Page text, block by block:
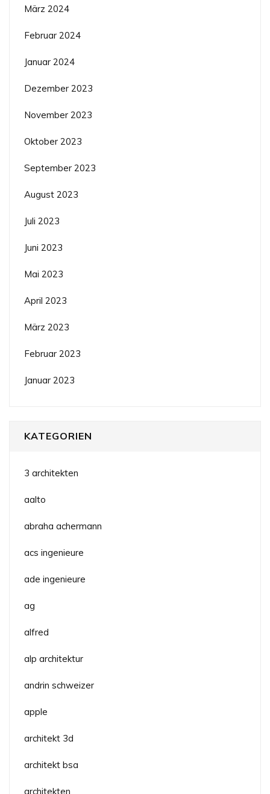
März 2024
Februar 2024
Januar 2024
Dezember 2023
November 2023
Oktober 2023
September 2023
August 2023
Juli 2023
Juni 2023
Mai 2023
April 2023
März 2023
Februar 2023
Januar 2023
KATEGORIEN
3 architekten
aalto
abraha achermann
acs ingenieure
ade ingenieure
ag
alfred
alp architektur
andrin schweizer
apple
architekt 3d
architekt bsa
architekten